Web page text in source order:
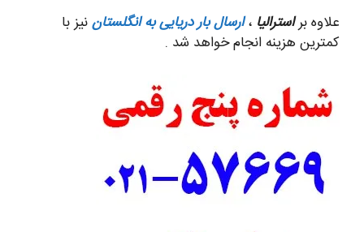
علاوه براسترالیا ،ارسال بار دریایی به انگلستاننیز با
کمترین هزینه انجام خواهد شد .